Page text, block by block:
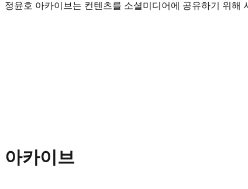
정윤호 아카이브는 컨텐츠를 소셜미디어에 공유하기 위해
아카이브